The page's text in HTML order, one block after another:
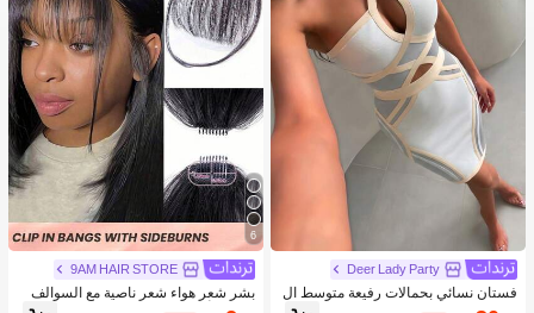
Deer Lady Party
فستان نسائي بحمالات رفيعة متوسط ال
طول ضيق الجسم، فستان صيفي مفرغ
6
9AM HAIR STORE
بشر شعر هواء شعر ناصية مع السوالف
طبيعي أسود لون مقطع شعر الناصية في